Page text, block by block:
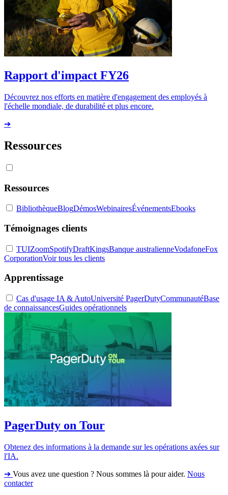
Rapport d'impact FY26
Découvrez nos efforts en matière d'engagement des employés à
l'échelle mondiale, de durabilité et plus encore.
➔
Ressources
Ressources
BibliothèqueBlogDémosWebinairesÉvénementsEbooks
Témoignages clients
TUIZoomSpotifyDraftKingsBanque australienneVodafoneFox
CorporationVoir tous les clients
Apprentissage
Cas d'usage IA & AutoUniversité PagerDutyCommunautéBase
de connaissancesGuides opérationnels
PagerDuty on Tour
Obtenez des informations à la demande sur les opérations axées sur
l'IA.
➔ Vous avez une question ? Nous sommes là pour aider. Nous
contacter